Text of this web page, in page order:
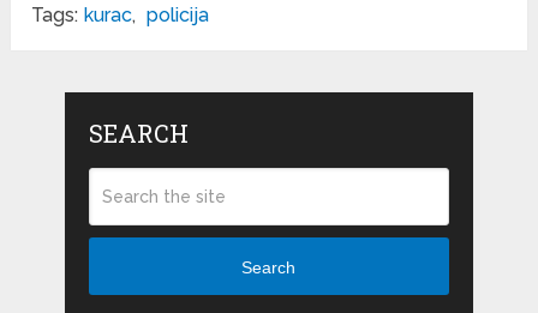
Tags: kurac, policija
SEARCH
Search